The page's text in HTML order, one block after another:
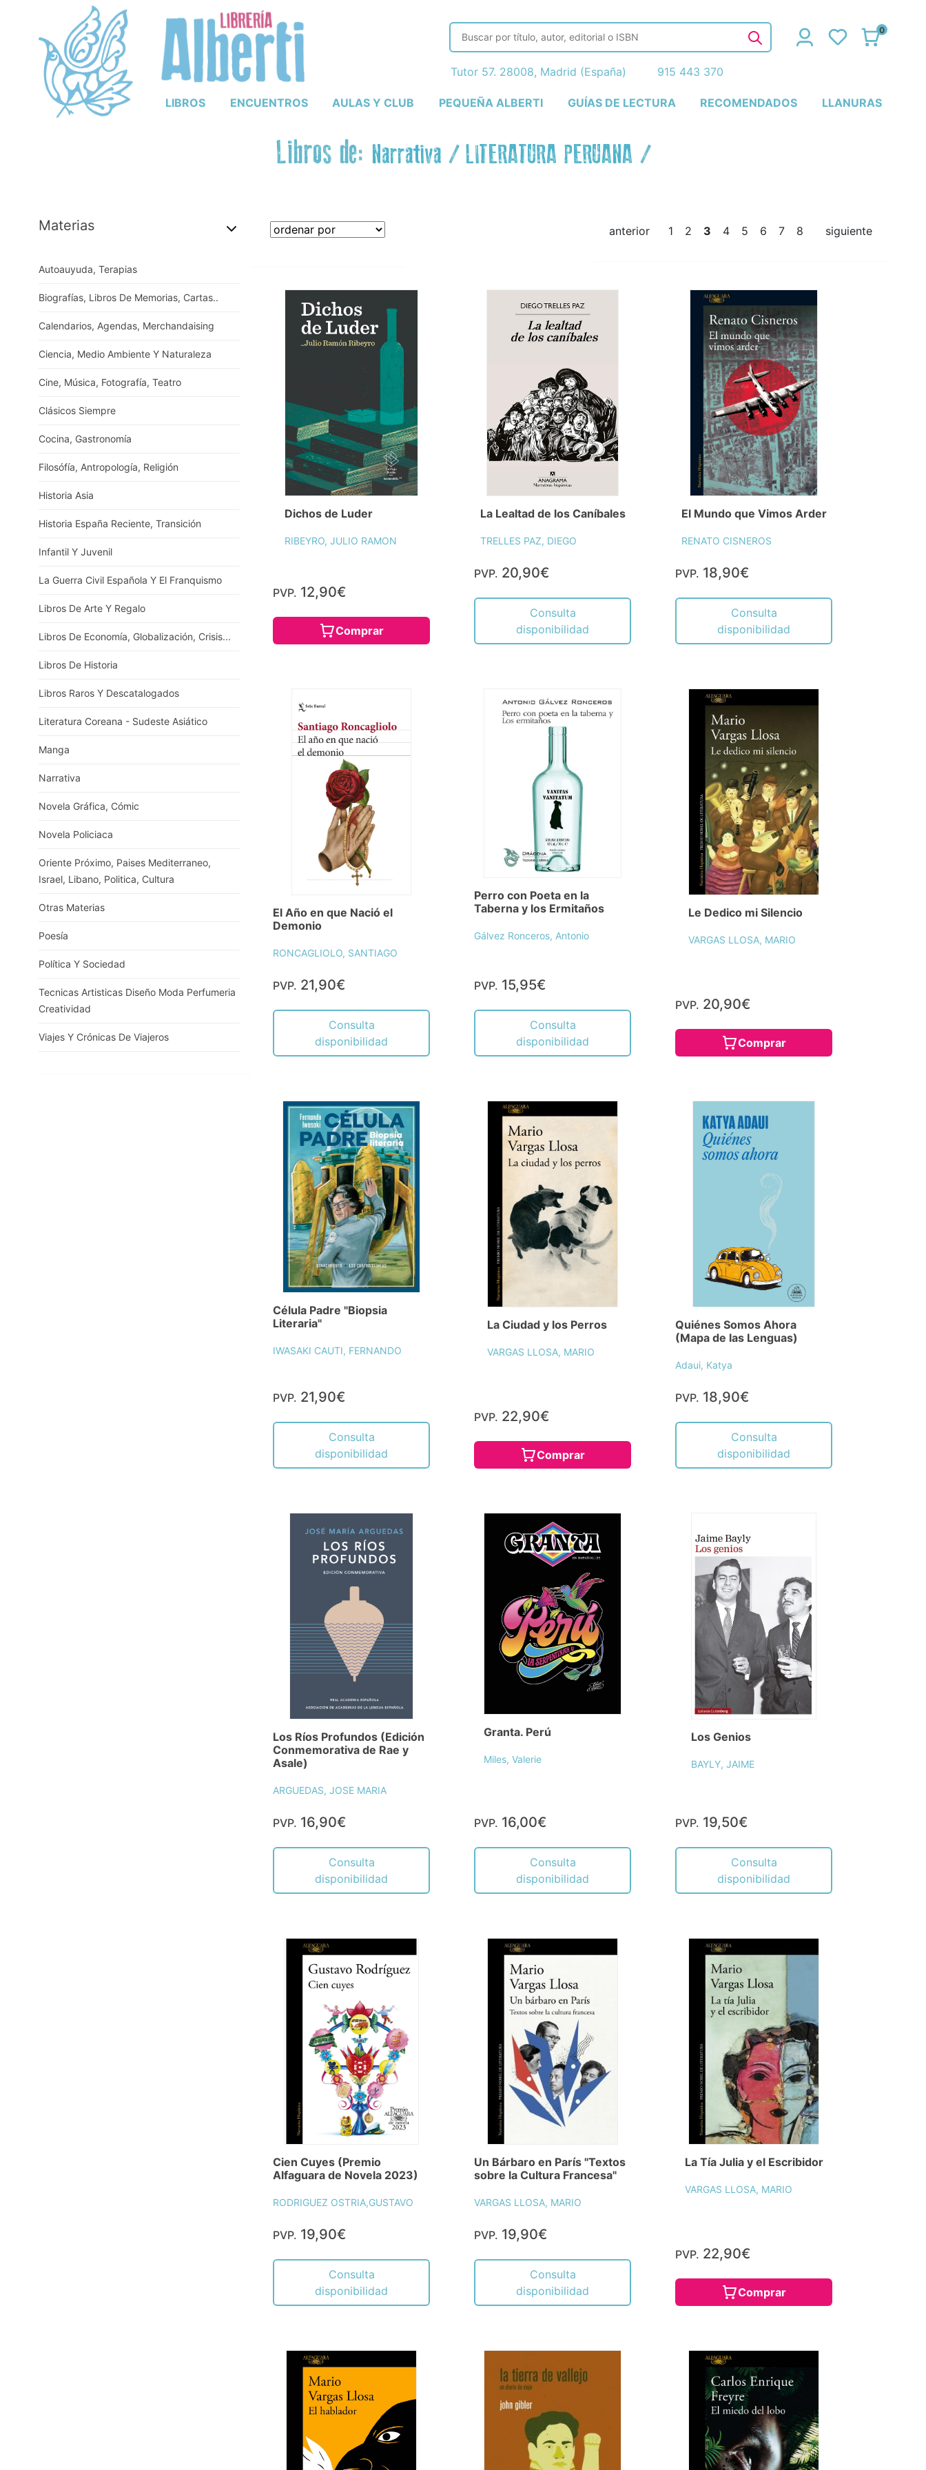
LIBROS ENCUENTROS AULAS Y CLUB PEQUEÑA ALBERTI GUÍAS DE LECTURA RECOMENDADOS LLANURAS
0
Tutor 57. 28008, Madrid (España) 915 443 370
Libros de: Narrativa/ LITERATURA PERUANA /
Materias
Autoauyuda, Terapias
Biografías, Libros De Memorias, Cartas..
Calendarios, Agendas, Merchandaising
Ciencia, Medio Ambiente Y Naturaleza
Cine, Música, Fotografía, Teatro
Clásicos Siempre
Cocina, Gastronomía
Filosófía, Antropología, Religión
Historia Asia
Historia España Reciente, Transición
Infantil Y Juvenil
La Guerra Civil Española Y El Franquismo
Libros De Arte Y Regalo
Libros De Economía, Globalización, Crisis...
Libros De Historia
Libros Raros Y Descatalogados
Literatura Coreana - Sudeste Asiático
Manga
Narrativa
Novela Gráfica, Cómic
Novela Policiaca
Oriente Próximo, Paises Mediterraneo,
Israel, Libano, Politica, Cultura
Otras Materias
Poesía
Política Y Sociedad
Tecnicas Artisticas Diseño Moda Perfumeria
Creatividad
Viajes Y Crónicas De Viajeros
anterior 1 2 3 4 5 6 7 8 siguiente
Dichos de Luder
RIBEYRO, JULIO RAMON
PVP. 12,90€
Comprar
La Lealtad de los Caníbales
TRELLES PAZ, DIEGO
PVP. 20,90€
Consulta
disponibilidad
El Mundo que Vimos Arder
RENATO CISNEROS
PVP. 18,90€
Consulta
disponibilidad
El Año en que Nació el
Demonio
RONCAGLIOLO, SANTIAGO
PVP. 21,90€
Consulta
disponibilidad
Perro con Poeta en la
Taberna y los Ermitaños
Gálvez Ronceros, Antonio
PVP. 15,95€
Consulta
disponibilidad
Le Dedico mi Silencio
VARGAS LLOSA, MARIO
PVP. 20,90€
Comprar
Célula Padre "Biopsia
Literaria"
IWASAKI CAUTI, FERNANDO
PVP. 21,90€
Consulta
disponibilidad
La Ciudad y los Perros
VARGAS LLOSA, MARIO
PVP. 22,90€
Comprar
Quiénes Somos Ahora
(Mapa de las Lenguas)
Adaui, Katya
PVP. 18,90€
Consulta
disponibilidad
Los Ríos Profundos (Edición
Conmemorativa de Rae y
Asale)
ARGUEDAS, JOSE MARIA
PVP. 16,90€
Consulta
disponibilidad
Granta. Perú
Miles, Valerie
PVP. 16,00€
Consulta
disponibilidad
Los Genios
BAYLY, JAIME
PVP. 19,50€
Consulta
disponibilidad
Cien Cuyes (Premio
Alfaguara de Novela 2023)
RODRIGUEZ OSTRIA,GUSTAVO
PVP. 19,90€
Consulta
disponibilidad
Un Bárbaro en París "Textos
sobre la Cultura Francesa"
VARGAS LLOSA, MARIO
PVP. 19,90€
Consulta
disponibilidad
La Tía Julia y el Escribidor
VARGAS LLOSA, MARIO
PVP. 22,90€
Comprar